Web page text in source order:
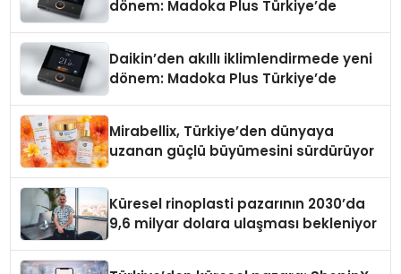
dönem: Madoka Plus Türkiye’de
Daikin’den akıllı iklimlendirmede yeni
dönem: Madoka Plus Türkiye’de
Mirabellix, Türkiye’den dünyaya
uzanan güçlü büyümesini sürdürüyor
Küresel rinoplasti pazarının 2030’da
9,6 milyar dolara ulaşması bekleniyor